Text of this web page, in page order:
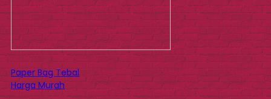
Paper Bag Tebal
Harga Murah